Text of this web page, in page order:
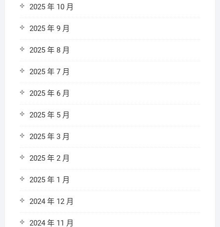
2025 年 10 月
2025 年 9 月
2025 年 8 月
2025 年 7 月
2025 年 6 月
2025 年 5 月
2025 年 3 月
2025 年 2 月
2025 年 1 月
2024 年 12 月
2024 年 11 月